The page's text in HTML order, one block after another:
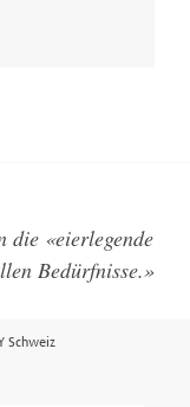
die «eierlegende
Bedürfnisse.»
Schweiz